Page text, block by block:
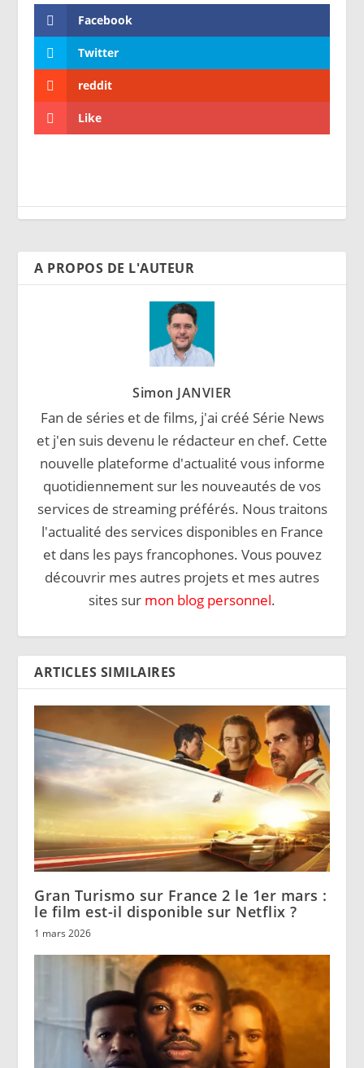
Facebook
Twitter
reddit
Like
A PROPOS DE L'AUTEUR
Simon JANVIER
Fan de séries et de films, j'ai créé Série News
et j'en suis devenu le rédacteur en chef. Cette
nouvelle plateforme d'actualité vous informe
quotidiennement sur les nouveautés de vos
services de streaming préférés. Nous traitons
l'actualité des services disponibles en France
et dans les pays francophones. Vous pouvez
découvrir mes autres projets et mes autres
sites sur mon blog personnel.
ARTICLES SIMILAIRES
Gran Turismo sur France 2 le 1er mars :
le film est-il disponible sur Netflix ?
1 mars 2026